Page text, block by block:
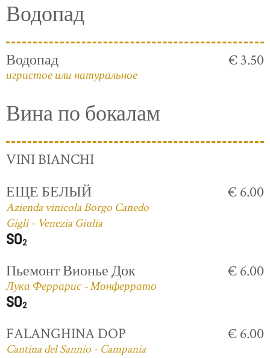
Водопад
Водопад
игристое или натуральное
€ 3.50
Вина по бокалам
VINI BIANCHI
ЕЩЕ БЕЛЫЙ
Azienda vinicola Borgo Canedo
Gigli - Venezia Giulia
€ 6.00
Пьемонт Вионье Док
Лука Феррарис - Монферрато
€ 6.00
FALANGHINA DOP
Cantina del Sannio - Campania
€ 6.00